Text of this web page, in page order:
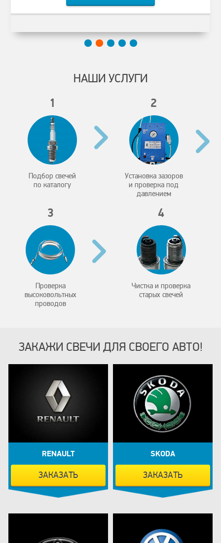
НАШИ УСЛУГИ
1
Подбор свечей
по каталогу
2
Установка зазоров
и проверка под
давлением
3
Проверка
высоковольтных
проводов
4
Чистка и проверка
старых свечей
ЗАКАЖИ СВЕЧИ ДЛЯ СВОЕГО АВТО!
RENAULT
ЗАКАЗАТЬ
SKODA
ЗАКАЗАТЬ